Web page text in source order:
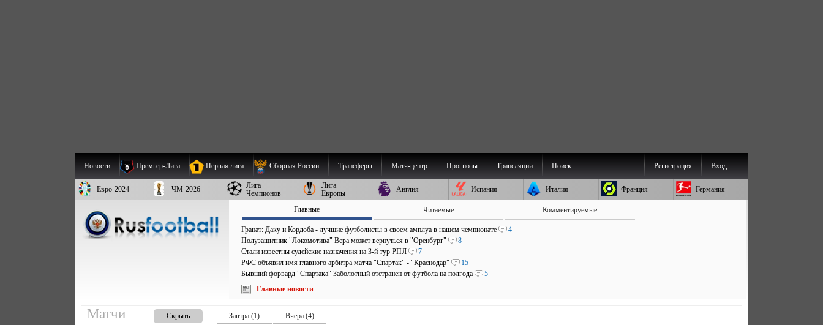
Новости Премьер-Лига Первая лига Сборная России Трансферы Матч-центр Прогнозы Трансляции Поиск Вход
Регистрация
Евро-2024 ЧМ-2026
Лига
Чемпионов
Лига
Европы
Англия Испания Италия Франция Германия
Главные Читаемые Комментируемые
Гранат: Даку и Кордоба - лучшие футболисты в своем амплуа в нашем чемпионате
4
Полузащитник "Локомотива" Вера может вернуться в "Оренбург"
8
Стали известны судейские назначения на 3-й тур РПЛ
7
РФС объявил имя главного арбитра матча "Спартак" - "Краснодар"
15
Бывший форвард "Спартака" Заболотный отстранен от футбола на полгода
5
Главные новости
Матчи Скрыть Завтра (1) Вчера (4)